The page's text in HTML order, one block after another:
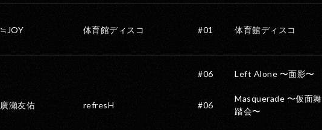
体育館ディスコ
≒JOY #01 体育館ディスコ
refresH
廣瀬友佑
#06 Left Alone 〜面影〜
#06
Masquerade 〜仮面舞
踏会〜